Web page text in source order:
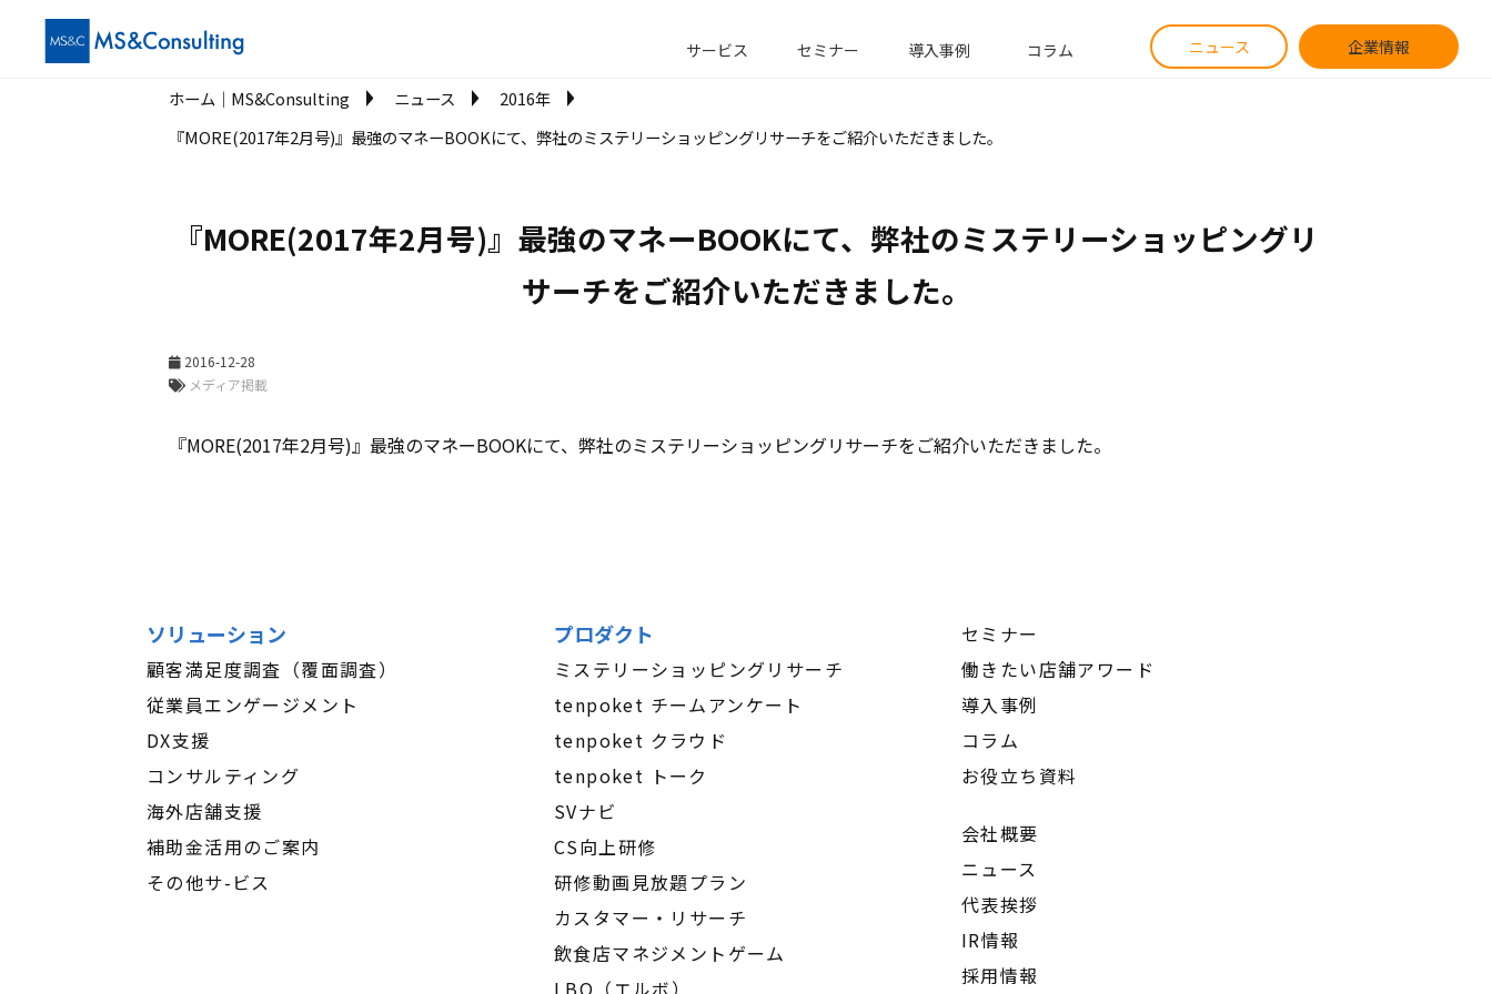
サービス セミナー 導入事例 コラム ニュース 企業情報
ホーム│MS&Consulting ニュース
2016年
『MORE(2017年2月号)』最強のマネーBOOKにて、弊社のミステリーショッピングリサーチをご紹介いただきました。
『MORE(2017年2月号)』最強のマネーBOOKにて、弊社のミステリーショッピングリ
サーチをご紹介いただきました。
2016-12-28
メディア掲載
『MORE(2017年2月号)』最強のマネーBOOKにて、弊社のミステリーショッピングリサーチをご紹介いただきました。
ソリューション
顧客満足度調査（覆面調査）
従業員エンゲージメント
DX支援
コンサルティング
海外店舗支援
補助金活用のご案内
その他サ-ビス
プロダクト
ミステリーショッピングリサーチ
tenpoket チームアンケート
tenpoket クラウド
tenpoket トーク
SVナビ
CS向上研修
研修動画見放題プラン
カスタマー・リサーチ
飲食店マネジメントゲーム
LBO（エルボ）
セミナー
働きたい店舗アワード
導入事例
コラム
お役立ち資料
会社概要
ニュース
代表挨拶
IR情報
採用情報